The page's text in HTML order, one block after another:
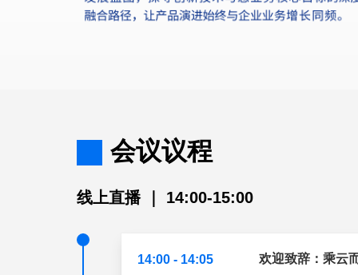
会议议程
线上直播 ｜ 14:00-15:00
14:00 - 14:05 欢迎致辞：乘云